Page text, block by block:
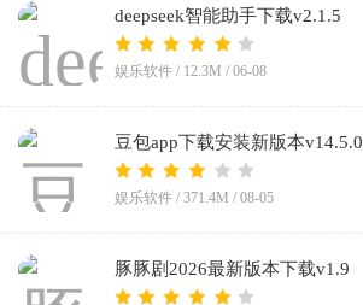
deepseek智能助手下载v2.1.5
娱乐软件 / 12.3M / 06-08
豆包app下载安装新版本v14.5.0
娱乐软件 / 371.4M / 08-05
豚豚剧2026最新版本下载v1.9